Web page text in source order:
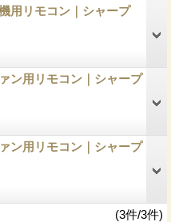
用リモコン｜シャープ
ン用リモコン｜シャープ
ン用リモコン｜シャープ
(3件/3件)